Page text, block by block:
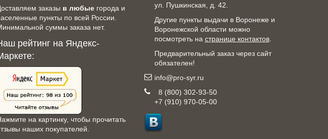
заказы в любые города и
пункты по всей России.
суммы заказа нет.
рейтинг на Яндекс-
на картинку, чтобы прочитать
наших покупателей.
ул. Пушкинская, д. 42.
Другие пункты выдачи в Воронеже и
Воронежской области можно
посмотреть на странице контактов.
Предварительный заказ через сайт
обязателен!
info@pro-syr.ru
8 (800) 302-93-50
+7 (910) 970-05-00